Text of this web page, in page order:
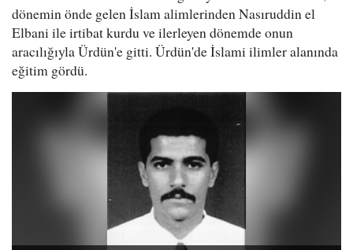
dönemin önde gelen İslam alimlerinden Nasıruddin el
Elbani ile irtibat kurdu ve ilerleyen dönemde onun
aracılığıyla Ürdün'e gitti. Ürdün'de İslami ilimler alanında
eğitim gördü.